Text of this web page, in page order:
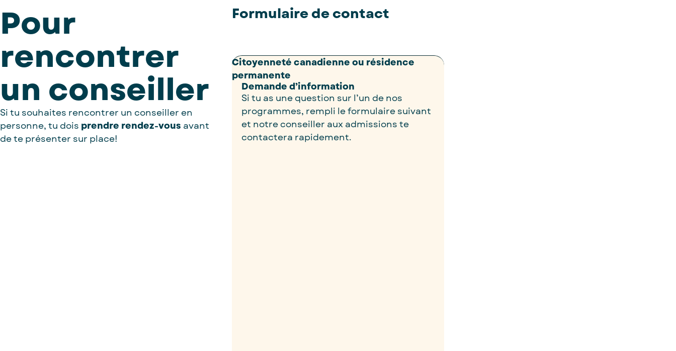
Pour
rencontrer
un conseiller
Si tu souhaites rencontrer un conseiller en
personne, tu dois prendre rendez-vous avant
de te présenter sur place!
Formulaire de contact
Citoyenneté canadienne ou résidence
permanente
Demande d’information
Si tu as une question sur l’un de nos
programmes, rempli le formulaire suivant
et notre conseiller aux admissions te
contactera rapidement.